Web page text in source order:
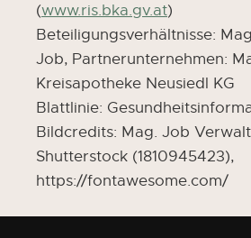
(www.ris.bka.gv.at)
Beteiligungsverhältnisse:
Job, Partnerunternehmen:
Kreisapotheke Neusiedl KG
Blattlinie:
Bildcredits: Mag. Job
Shutterstock (1810945423),
https://fontawesome.com/